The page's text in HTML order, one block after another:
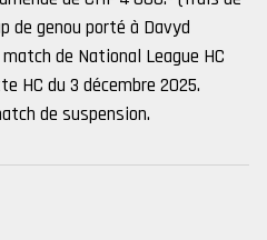
de genou porté à Davyd
de National League HC
HC du 3 décembre 2025.
de suspension.